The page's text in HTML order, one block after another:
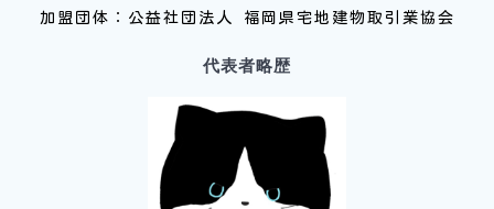
加盟団体：公益社団法人 福岡県宅地建物取引業協会
代表者略歴